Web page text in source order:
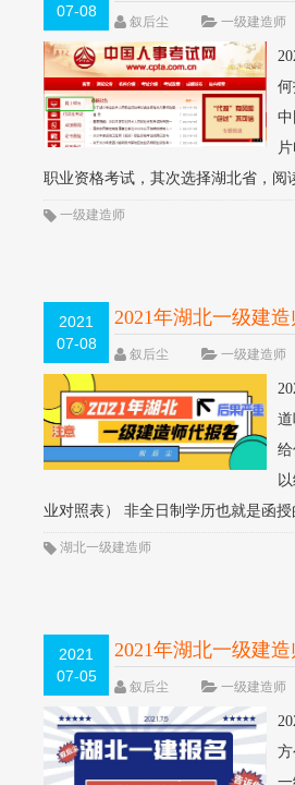
07-08
叙后尘 一级建造师
职业资格考试，其次选择湖北省，
一级建造师
2021
07-08
2021年湖北一级建
叙后尘 一级建造师
业对照表） 非全日制学历也就是函
湖北一级建造师
2021
07-05
2021年湖北一级建
叙后尘 一级建造师